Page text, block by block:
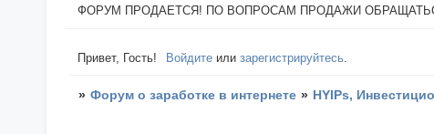
ФОРУМ ПРОДАЕТСЯ! ПО ВОПРОСАМ ПРОДАЖИ ОБРАЩАТЬСЯ:
Привет, Гость! Войдите илизарегистрируйтесь.
» Форум о заработке в интернете » HYIPs,